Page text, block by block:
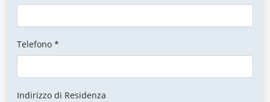
Telefono *
Indirizzo di Residenza